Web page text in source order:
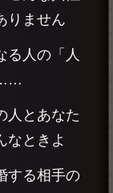
りません
る人の「人
……
人とあなた
なときよ
する相手の